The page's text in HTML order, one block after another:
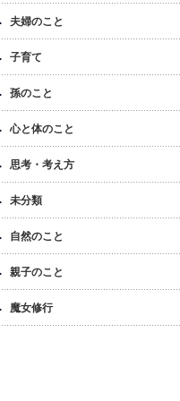
夫婦のこと
子育て
孫のこと
心と体のこと
思考・考え方
未分類
自然のこと
親子のこと
魔女修行